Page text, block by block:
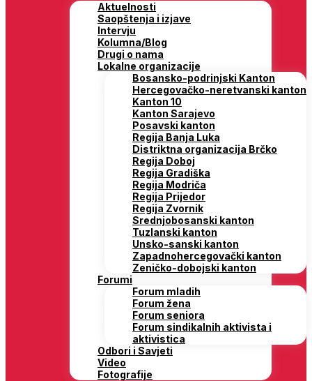
Aktuelnosti
Saopštenja i izjave
Intervju
Kolumna/Blog
Drugi o nama
Lokalne organizacije
Bosansko-podrinjski Kanton
Hercegovačko-neretvanski kanton
Kanton 10
Kanton Sarajevo
Posavski kanton
Regija Banja Luka
Distriktna organizacija Brčko
Regija Doboj
Regija Gradiška
Regija Modriča
Regija Prijedor
Regija Zvornik
Srednjobosanski kanton
Tuzlanski kanton
Unsko-sanski kanton
Zapadnohercegovački kanton
Zeničko-dobojski kanton
Forumi
Forum mladih
Forum žena
Forum seniora
Forum sindikalnih aktivista i
aktivistica
Odbori i Savjeti
Video
Fotografije